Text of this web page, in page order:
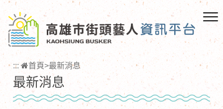
跳
到
要
內
容
區
::: 首頁>最新消息
最新消息